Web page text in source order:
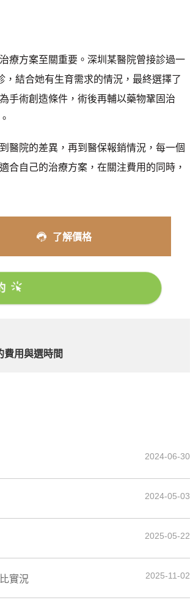
方案至關重要。深圳某醫院曾接診過一
結合她有生育需求的情況，最終選擇了
手術創造條件，術後再輔以藥物鞏固治
院的差異，再到醫保報銷情況，每一個
合自己的治療方案，在關注費用的同時，
了解價格
費用與選時間
2024-06-30
2024-05-03
2025-05-22
實況 2025-11-02